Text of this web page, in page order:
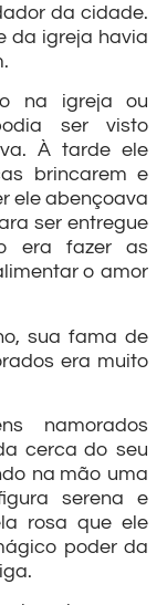
da cidade.
da igreja havia
na igreja ou
ser visto
À tarde ele
brincarem e
ele abençoava
ser entregue
era fazer as
o amor
sua fama de
era muito
namorados
cerca do seu
na mão uma
serena e
rosa que ele
poder da